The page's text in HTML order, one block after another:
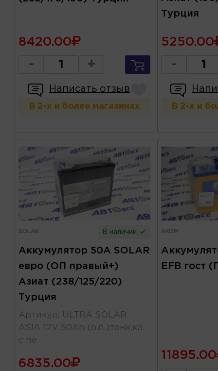
8420.00
- +
Написать отзыв
В 2-х и более магазинах
Турция
5250.00
-
В 2-х и
SOLAR В наличии
Аккумулятор 50А SOLAR
евро (ОП правый+)
Азиат (238/125/220)
Турция
Артикул : ULTRA SOLAR
ASIA 12V 50Ah (о.п.)тонк.кл.
с пе
6835.00
AKOM
EFB гост
11895.00